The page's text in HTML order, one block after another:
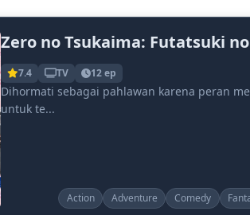
Zero no Tsukaima: Futatsuki
7.4 TV 12 ep
Dihormati sebagai pahlawan karena peran
untuk te...
Action Adventure Comedy